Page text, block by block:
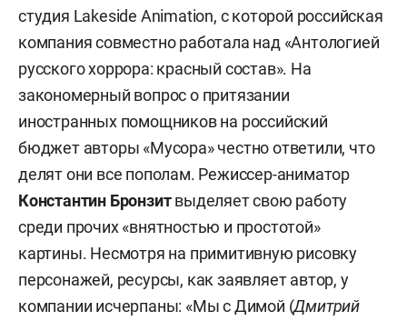
студия Lakeside Animation, с которой российская
компания совместно работала над «Антологией
русского хоррора: красный состав». На
закономерный вопрос о притязании
иностранных помощников на российский
бюджет авторы «Мусора» честно ответили, что
делят они все пополам. Режиссер-аниматор
Константин Бронзитвыделяет свою работу
среди прочих «внятностью и простотой»
картины. Несмотря на примитивную рисовку
персонажей, ресурсы, как заявляет автор, у
компании исчерпаны: «Мы с Димой (Дмитрий